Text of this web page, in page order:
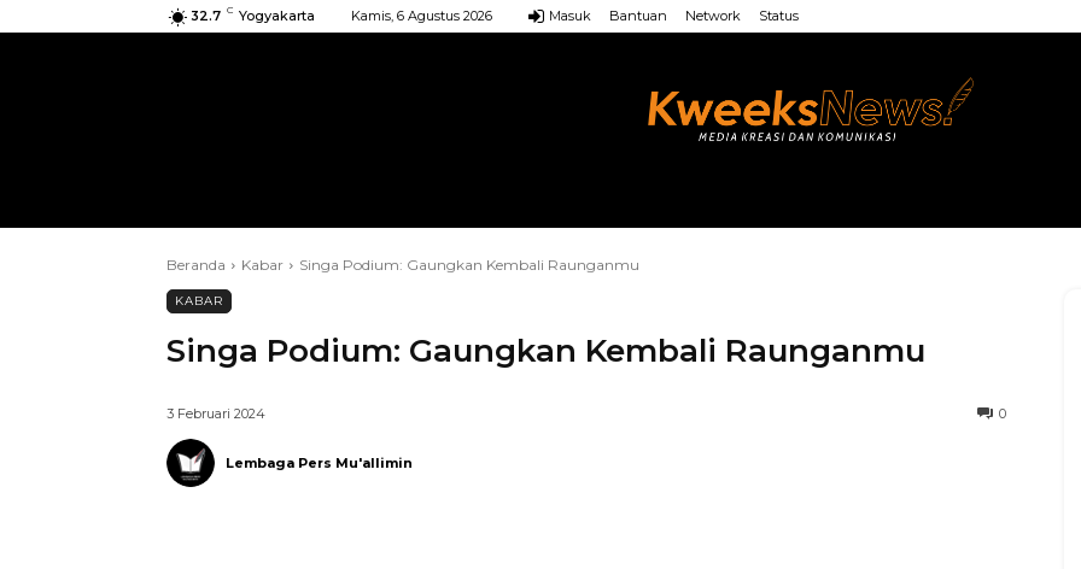
32.7 C Yogyakarta Kamis, 6 Agustus 2026 Masuk Bantuan Network Status
Beranda Kabar Singa Podium: Gaungkan Kembali Raunganmu
KABAR
Singa Podium: Gaungkan Kembali Raunganmu
0
3 Februari 2024
Lembaga Pers Mu'allimin